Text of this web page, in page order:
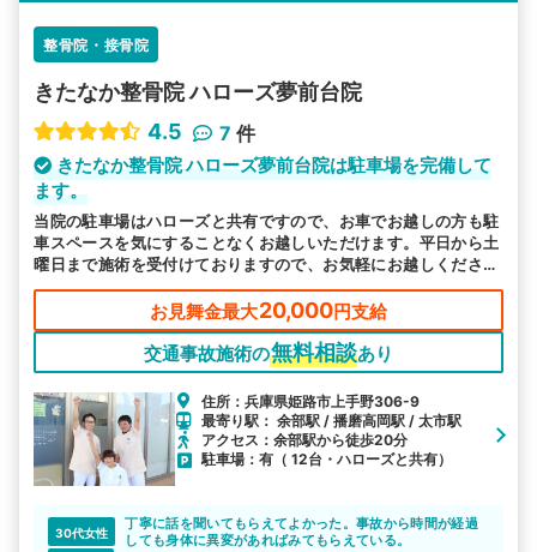
整骨院・接骨院
きたなか整骨院 ハローズ夢前台院
4.5
7 件
きたなか整骨院 ハローズ夢前台院は駐車場を完備して
ます。
当院の駐車場はハローズと共有ですので、お車でお越しの方も駐
車スペースを気にすることなくお越しいただけます。平日から土
曜日まで施術を受付けておりますので、お気軽にお越しくださ
い。
お見舞金最大20,000円支給
交通事故施術の無料相談あり
住所：兵庫県姫路市上手野306-9
最寄り駅： 余部駅 / 播磨高岡駅 / 太市駅
アクセス：余部駅から徒歩20分
駐車場：有（ 12台・ハローズと共有）
30代女性
丁寧に話を聞いてもらえてよかった。事故から時間が経過
しても身体に異変があればみてもらえている。